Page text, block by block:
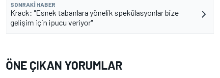
SONRAKI HABER
Krack: "Esnek tabanlara yönelik spekülasyonlar bize
gelişim için ipucu veriyor"
ÖNE ÇIKAN YORUMLAR